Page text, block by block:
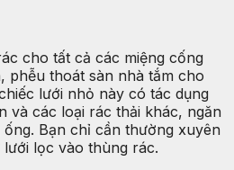
cho tất cả các miệng cống
phễu thoát sàn nhà tắm cho
lưới nhỏ này có tác dụng
và các loại rác thải khác, ngăn
Bạn chỉ cần thường xuyên
lọc vào thùng rác.